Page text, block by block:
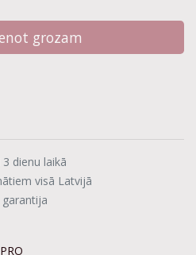
grozam
dienu laikā
visā Latvijā